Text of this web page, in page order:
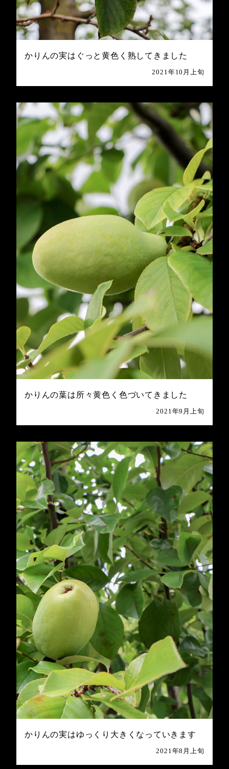
かりんの実はぐっと黄色く熟してきました
2021年10月上旬
かりんの葉は所々黄色く色づいてきました
2021年9月上旬
かりんの実はゆっくり大きくなっていきます
2021年8月上旬